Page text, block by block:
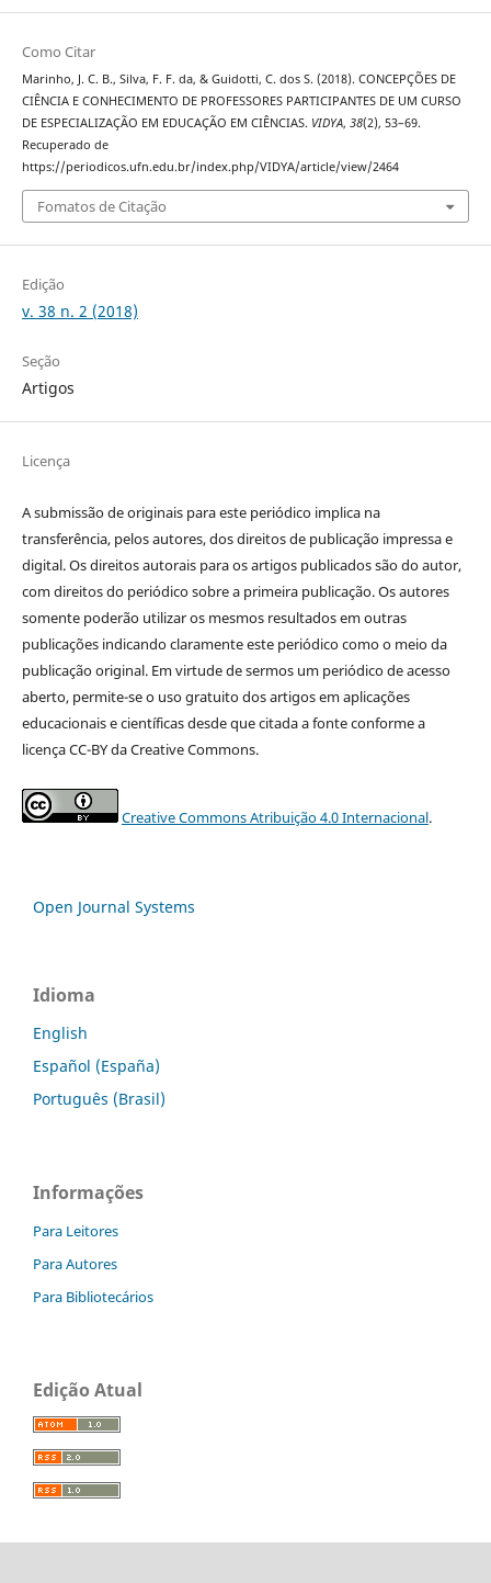
Como Citar
Marinho, J. C. B., Silva, F. F. da, & Guidotti, C. dos S. (2018). CONCEPÇÕES DE
CIÊNCIA E CONHECIMENTO DE PROFESSORES PARTICIPANTES DE UM CURSO
DE ESPECIALIZAÇÃO EM EDUCAÇÃO EM CIÊNCIAS. VIDYA, 38(2), 53–69.
Recuperado de
https://periodicos.ufn.edu.br/index.php/VIDYA/article/view/2464
Fomatos de Citação
Edição
v. 38 n. 2 (2018)
Seção
Artigos
Licença
A submissão de originais para este periódico implica na
transferência, pelos autores, dos direitos de publicação impressa e
digital. Os direitos autorais para os artigos publicados são do autor,
com direitos do periódico sobre a primeira publicação. Os autores
somente poderão utilizar os mesmos resultados em outras
publicações indicando claramente este periódico como o meio da
publicação original. Em virtude de sermos um periódico de acesso
aberto, permite-se o uso gratuito dos artigos em aplicações
educacionais e científicas desde que citada a fonte conforme a
licença CC-BY da Creative Commons.
Creative Commons Atribuição 4.0 Internacional.
Open Journal Systems
Idioma
English
Español (España)
Português (Brasil)
Informações
Para Leitores
Para Autores
Para Bibliotecários
Edição Atual